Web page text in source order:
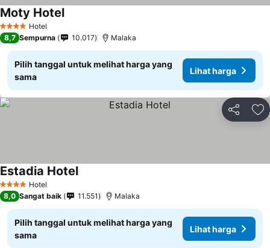
4 BintangHotel
Moty Hotel
8,7 Sempurna 10.017 Malaka
Pilih tanggal untuk melihat harga yang
sama
Lihat harga
Bagikan
4 BintangHotel
Estadia Hotel
8,0 Sangat baik 11.551 Malaka
Pilih tanggal untuk melihat harga yang
sama
Lihat harga